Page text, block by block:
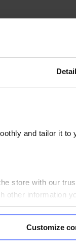
and tailor it
store with our
other information
Customize
cesta
Y
del